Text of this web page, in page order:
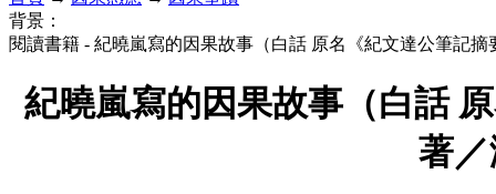
背景：
閱讀書籍 - 紀曉嵐寫的因果故事（白話 原名《紀文達公筆記
紀曉嵐寫的因果故事（白話
著